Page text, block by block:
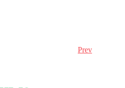
Prev